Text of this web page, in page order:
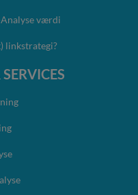
Analyse værdi
linkstrategi?